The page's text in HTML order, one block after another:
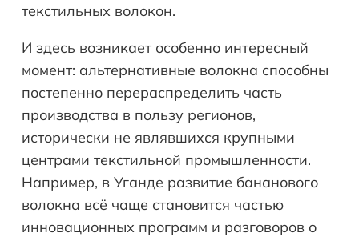
текстильных волокон.
И здесь возникает особенно интересный
момент: альтернативные волокна способны
постепенно перераспределить часть
производства в пользу регионов,
исторически не являвшихся крупными
центрами текстильной промышленности.
Например, в Уганде развитие бананового
волокна всё чаще становится частью
инновационных программ и разговоров о